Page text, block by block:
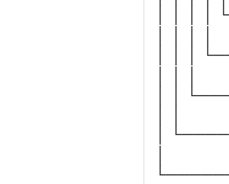
│ │ │ │
│ │ │
│ │
│